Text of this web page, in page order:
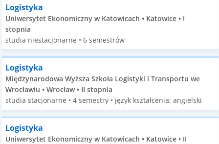
Logistyka
Uniwersytet Ekonomiczny w Katowicach • Katowice • I
stopnia
studia niestacjonarne • 6 semestrów
Logistyka
Międzynarodowa Wyższa Szkoła Logistyki i Transportu we
Wrocławiu • Wrocław • II stopnia
studia stacjonarne • 4 semestry • język kształcenia: angielski
Logistyka
Uniwersytet Ekonomiczny w Katowicach • Katowice • II